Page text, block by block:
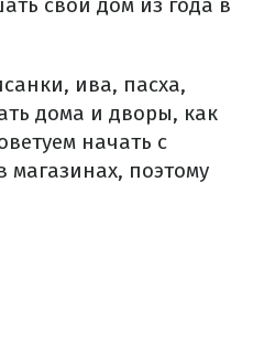
ива, пасха,
дома и дворы, как
начать с
магазинах, поэтому